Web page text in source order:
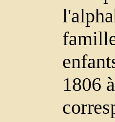
1806